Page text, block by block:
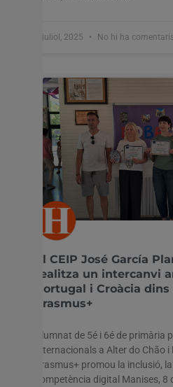
9 juliol, 2025 No hi ha comentaris
El CEIP José García
realitza un intercanvi
Portugal i Croàcia
Erasmus+
Alumnat de 5é i 6é de
internacionals a Alter do Chão
Erasmus+ promou la inclusió,
competència digital Manises, 8
Utilitzem cookies al nostre lloc
l'experiència més rellevant
"Configuració de les galetes"
consentiment controlat.
Configuració cookies Accepta